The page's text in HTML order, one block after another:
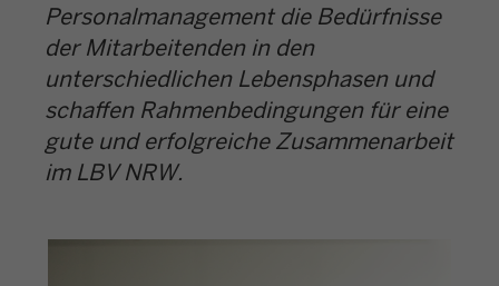
Personalmanagement die Bedürfnisse
der Mitarbeitenden in den
unterschiedlichen Lebensphasen und
schaffen Rahmenbedingungen für eine
gute und erfolgreiche Zusammenarbeit
im LBV NRW.